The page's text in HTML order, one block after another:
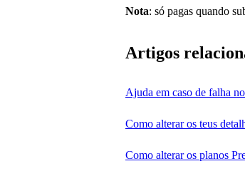
Nota: só pagas quando
Artigos
Ajuda em caso de falha
Como alterar os teus
Como alterar os planos